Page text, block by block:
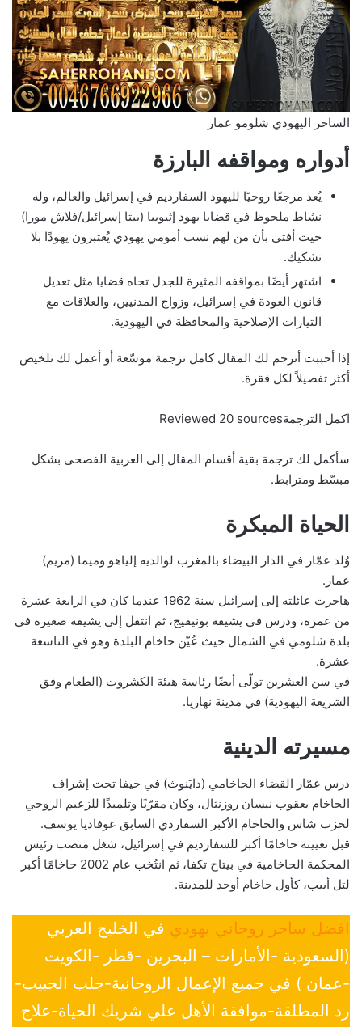
الساحر اليهودي شلومو عمار
أدواره ومواقفه البارزة
يُعد مرجعًا روحيًا لليهود السفارديم في إسرائيل والعالم، وله
نشاط ملحوظ في قضايا يهود إثيوبيا (بيتا إسرائيل/فلاش مورا)
حيث أفتى بأن من لهم نسب أمومي يهودي يُعتبرون يهودًا بلا
تشكيك.
اشتهر أيضًا بمواقفه المثيرة للجدل تجاه قضايا مثل تعديل
قانون العودة في إسرائيل، وزواج المدنيين، والعلاقات مع
التيارات الإصلاحية والمحافظة في اليهودية.
إذا أحببت أترجم لك المقال كامل ترجمة موسّعة أو أعمل لك تلخيص
أكثر تفصيلاً لكل فقرة.
اكمل الترجمةReviewed 20 sources
سأكمل لك ترجمة بقية أقسام المقال إلى العربية الفصحى بشكل
مبسّط ومترابط.
الحياة المبكرة
وُلد عمّار في الدار البيضاء بالمغرب لوالديه إلياهو وميما (مريم)
عمار.
هاجرت عائلته إلى إسرائيل سنة 1962 عندما كان في الرابعة عشرة
من عمره، ودرس في يشيفة بونيفيج، ثم انتقل إلى يشيفة صغيرة في
بلدة شلومي في الشمال حيث عُيّن حاخام البلدة وهو في التاسعة
عشرة.
في سن العشرين تولّى أيضًا رئاسة هيئة الكشروت (الطعام وفق
الشريعة اليهودية) في مدينة نهاريا.
مسيرته الدينية
درس عمّار القضاء الحاخامي (دايَنوث) في حيفا تحت إشراف
الحاخام يعقوب نيسان روزنثال، وكان مقرّبًا وتلميذًا للزعيم الروحي
لحزب شاس والحاخام الأكبر السفاردي السابق عوفاديا يوسف.
قبل تعيينه حاخامًا أكبر للسفارديم في إسرائيل، شغل منصب رئيس
المحكمة الحاخامية في بيتاح تكفا، ثم انتُخب عام 2002 حاخامًا أكبر
لتل أبيب، كأول حاخام أوحد للمدينة.
افضل ساحر روحاني يهودي في الخليج العربي
(السعودية -الأمارات – البحرين -قطر -الكويت
-عمان ) في جميع الإعمال الروحانية-جلب الحبيب-
رد المطلقة-موافقة الأهل علي شريك الحياة-علاج